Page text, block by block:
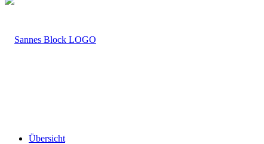
LOGO
Übersicht